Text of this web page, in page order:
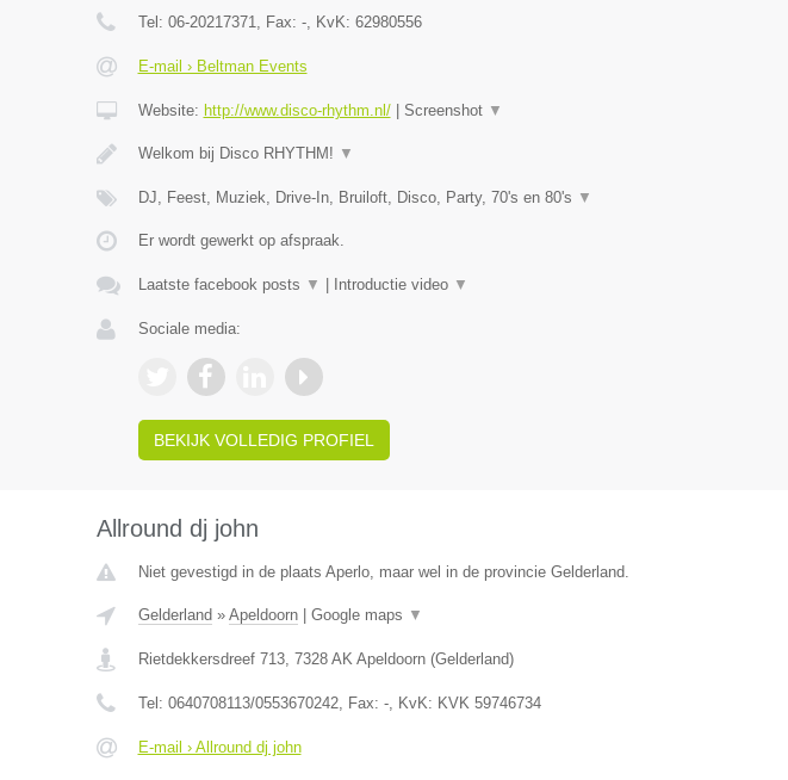
Tel: 06-20217371, Fax: -, KvK: 62980556
E-mail › Beltman Events
Website: http://www.disco-rhythm.nl/| Screenshot ▼
Welkom bij Disco RHYTHM! ▼
DJ, Feest, Muziek, Drive-In, Bruiloft, Disco, Party, 70's en 80's ▼
Er wordt gewerkt op afspraak.
Laatste facebook posts ▼ Introductie video ▼
Sociale media:
BEKIJK VOLLEDIG PROFIEL
Allround dj john
Niet gevestigd in de plaats Aperlo, maar wel in de provincie Gelderland.
Gelderland » Apeldoorn| Google maps ▼
Rietdekkersdreef 713, 7328 AK Apeldoorn(Gelderland)
Tel: 0640708113/0553670242, Fax: -, KvK: KVK 59746734
E-mail › Allround dj john